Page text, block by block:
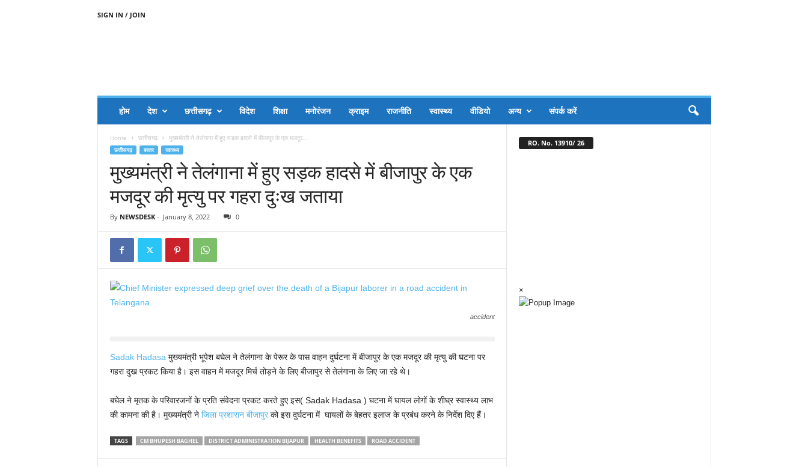
SIGN IN / JOIN
होम देश छत्तीसगढ़ विदेश शिक्षा मनोरंजन क्राइम राजनीति स्वास्थ्य वीडियो अन्य संपर्क करें
Home छत्तीसगढ़ मुख्यमंत्री ने तेलंगाना में हुए सड़क हादसे में बीजापुर के एक मजदूर...
छत्तीसगढ़ बस्तर स्वास्थ्य
मुख्यमंत्री ने तेलंगाना में हुए सड़क हादसे में बीजापुर के एक
मजदूर की मृत्यु पर गहरा दुःख जताया
By NEWSDESK- January 8, 2022 0
accident
Sadak Hadasa मुख्यमंत्री भूपेश बघेल ने तेलंगाना के पेरूर के पास वाहन दुर्घटना में बीजापुर के एक मजदूर की मृत्यु की घटना पर
गहरा दुख प्रकट किया है। इस वाहन में मजदूर मिर्च तोड़ने के लिए बीजापुर से तेलंगाना के लिए जा रहे थे।
बघेल ने मृतक के परिवारजनों के प्रति संवेदना प्रकट करते हुए इस( Sadak Hadasa ) घटना में घायल लोगों के शीघ्र स्वास्थ्य लाभ
की कामना की है। मुख्यमंत्री ने जिला प्रशासन बीजापुरको इस दुर्घटना में घायलों के बेहतर इलाज के प्रबंध करने के निर्देश दिए हैं।
TAGS CM BHUPESH BAGHEL DISTRICT ADMINISTRATION BIJAPUR HEALTH BENEFITS ROAD ACCIDENT
RO. No. 13910/ 26
×